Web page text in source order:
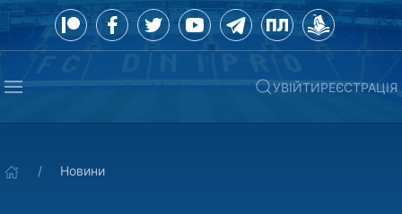
УВІЙТИРЕЄСТРАЦІЯ
Новини